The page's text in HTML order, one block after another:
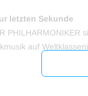
letzten Sekunde
auf
werden